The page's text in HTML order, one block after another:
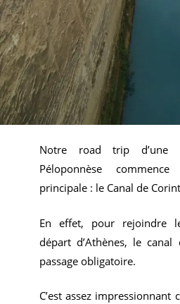
Notre road trip d’une
Péloponnèse
principale : le Canal de
En effet, pour rejoindre
départ d’Athènes, le
passage obligatoire.
C’est assez